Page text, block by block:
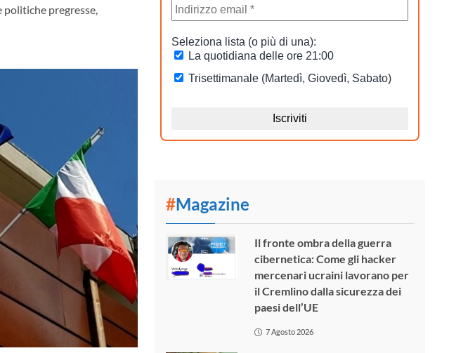
pregresse,
#Magazine
Il fronte ombra della guerra
cibernetica: Come gli hacker
mercenari ucraini lavorano per
il Cremlino dalla sicurezza dei
paesi dell’UE
7 Agosto 2026